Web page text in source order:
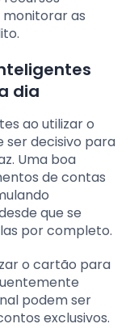
as
dia
ao utilizar o
ser decisivo para
Uma boa
de contas
que se
por completo.
o cartão para
podem ser
exclusivos.